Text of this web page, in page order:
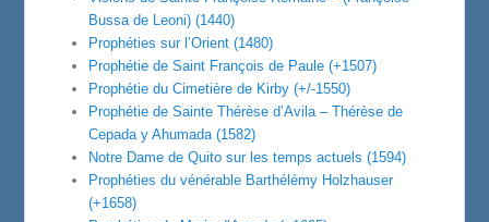
Bussa de Leoni) (1440)
Prophéties sur l’Orient (1480)
Prophétie de Saint François de Paule (+1507)
Prophétie du Cimetière de Kirby (+/-1550)
Prophétie de Sainte Thérèse d’Avila – Thérèse de
Cepada y Ahumada (1582)
Notre Dame de Quito sur les temps actuels (1594)
Prophéties du vénérable Barthélémy Holzhauser
(+1658)